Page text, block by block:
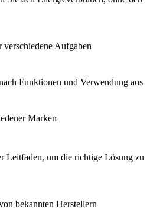
Aufgaben
Funktionen und Verwendung aus
Marken
Leitfaden, um die richtige Lösung zu
bekannten Herstellern